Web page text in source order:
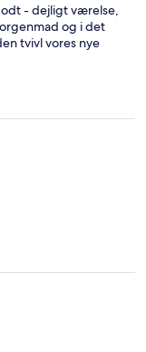
- dejligt værelse,
og i det
tvivl vores nye